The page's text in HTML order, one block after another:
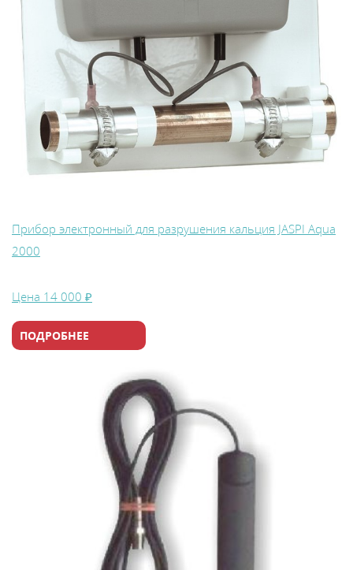
Прибор электронный для разрушения кальция JASPI Aqua
2000
Цена 14 000 ₽
ПОДРОБНЕЕ